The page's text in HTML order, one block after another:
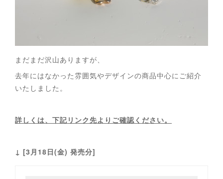
まだまだ沢山ありますが、
去年にはなかった雰囲気やデザインの商品中心にご紹介
いたしました。
詳しくは、下記リンク先よりご確認ください。
↓ [3月18日(金) 発売分]